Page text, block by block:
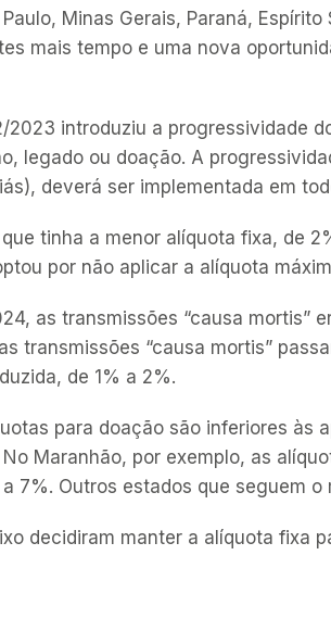
Minas Gerais, Paraná,
mais tempo e uma nova
2023 introduziu a progressividade
legado ou doação. A
deverá ser implementada em
tinha a menor alíquota fixa, de
por não aplicar a alíquota
as transmissões “causa mortis”
transmissões “causa mortis”
de 1% a 2%.
para doação são inferiores às
Maranhão, por exemplo, as
7%. Outros estados que seguem
decidiram manter a alíquota fixa